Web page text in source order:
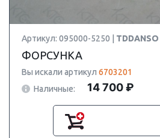
Артикул: 095000-5250 | TDDANSO
ФОРСУНКА
Вы искали артикул 6703201
Наличные:
14 700 ₽